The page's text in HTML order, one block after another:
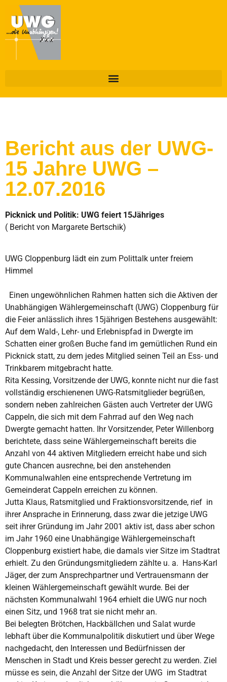
Bericht aus der UWG-
15 Jahre UWG –
12.07.2016
Picknick und Politik: UWG feiert 15Jähriges
( Bericht von Margarete Bertschik)
UWG Cloppenburg lädt ein zum Polittalk unter freiem
Himmel
Einen ungewöhnlichen Rahmen hatten sich die Aktiven der
Unabhängigen Wählergemeinschaft (UWG) Cloppenburg für
die Feier anlässlich ihres 15jährigen Bestehens ausgewählt:
Auf dem Wald-, Lehr- und Erlebnispfad in Dwergte im
Schatten einer großen Buche fand im gemütlichen Rund ein
Picknick statt, zu dem jedes Mitglied seinen Teil an Ess- und
Trinkbarem mitgebracht hatte.
Rita Kessing, Vorsitzende der UWG, konnte nicht nur die fast
vollständig erschienenen UWG-Ratsmitglieder begrüßen,
sondern neben zahlreichen Gästen auch Vertreter der UWG
Cappeln, die sich mit dem Fahrrad auf den Weg nach
Dwergte gemacht hatten. Ihr Vorsitzender, Peter Willenborg
berichtete, dass seine Wählergemeinschaft bereits die
Anzahl von 44 aktiven Mitgliedern erreicht habe und sich
gute Chancen ausrechne, bei den anstehenden
Kommunalwahlen eine entsprechende Vertretung im
Gemeinderat Cappeln erreichen zu können.
Jutta Klaus, Ratsmitglied und Fraktionsvorsitzende, rief in
ihrer Ansprache in Erinnerung, dass zwar die jetzige UWG
seit ihrer Gründung im Jahr 2001 aktiv ist, dass aber schon
im Jahr 1960 eine Unabhängige Wählergemeinschaft
Cloppenburg existiert habe, die damals vier Sitze im Stadtrat
erhielt. Zu den Gründungsmitgliedern zählte u. a. Hans-Karl
Jäger, der zum Ansprechpartner und Vertrauensmann der
kleinen Wählergemeinschaft gewählt wurde. Bei der
nächsten Kommunalwahl 1964 erhielt die UWG nur noch
einen Sitz, und 1968 trat sie nicht mehr an.
Bei belegten Brötchen, Hackbällchen und Salat wurde
lebhaft über die Kommunalpolitik diskutiert und über Wege
nachgedacht, den Interessen und Bedürfnissen der
Menschen in Stadt und Kreis besser gerecht zu werden. Ziel
müsse es sein, die Anzahl der Sitze der UWG im Stadtrat